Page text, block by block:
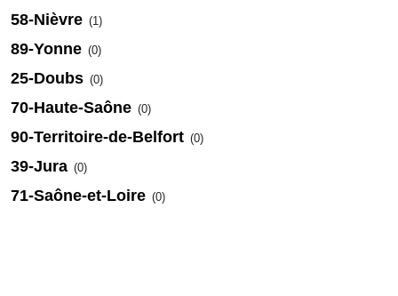
58-Nièvre (1)
89-Yonne (0)
25-Doubs (0)
70-Haute-Saône (0)
90-Territoire-de-Belfort (0)
39-Jura (0)
71-Saône-et-Loire (0)